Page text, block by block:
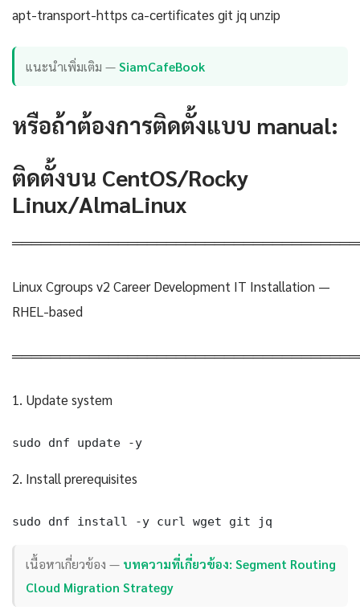
apt-transport-https ca-certificates git jq unzip
แนะนำเพิ่มเติม —SiamCafeBook
หรือถ้าต้องการติดตั้งแบบ manual:
ติดตั้งบน CentOS/Rocky
Linux/AlmaLinux
Linux Cgroups v2 Career Development IT Installation —
RHEL-based
1. Update system
sudo dnf update -y
2. Install prerequisites
sudo dnf install -y curl wget git jq
เนื้อหาเกี่ยวข้อง — บทความที่เกี่ยวข้อง: Segment Routing
Cloud Migration Strategy